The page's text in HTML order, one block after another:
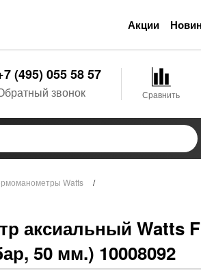
Акции
(495) 055 58 57
звонок Сравнить
Watts /
аксиальный Watts
50 мм.) 10008092